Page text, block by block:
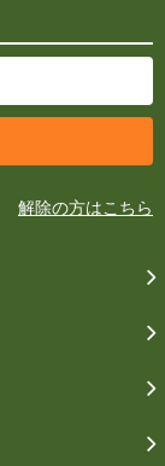
解除の方はこちら